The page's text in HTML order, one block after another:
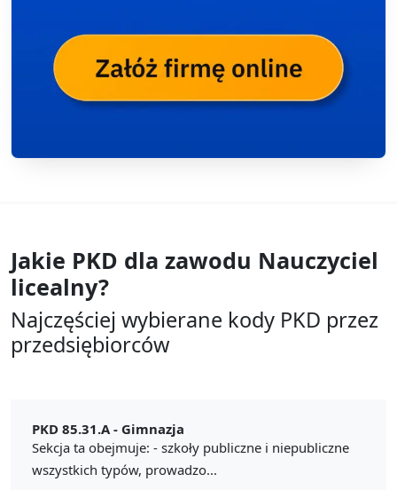
Jakie PKD dla zawodu Nauczyciel
licealny?
Najczęściej wybierane kody PKD przez
przedsiębiorców
PKD 85.31.A - Gimnazja
Sekcja ta obejmuje: - szkoły publiczne i niepubliczne
wszystkich typów, prowadzo...